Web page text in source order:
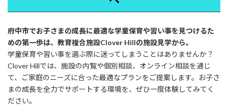
府中市でお子さまの成長に最適な学童保育や習い事を見つけるた
めの第一歩は、教育複合施設Clover Hillの施設見学から。
学童保育や習い事を選ぶ際に迷ってしまうことはありませんか？
Clover Hillでは、施設の内覧や個別相談、オンライン相談を通じ
て、ご家庭のニーズに合った最適なプランをご提案します。お子さ
まの成長を全力でサポートする環境を、ぜひ一度体験してみてく
ださい。